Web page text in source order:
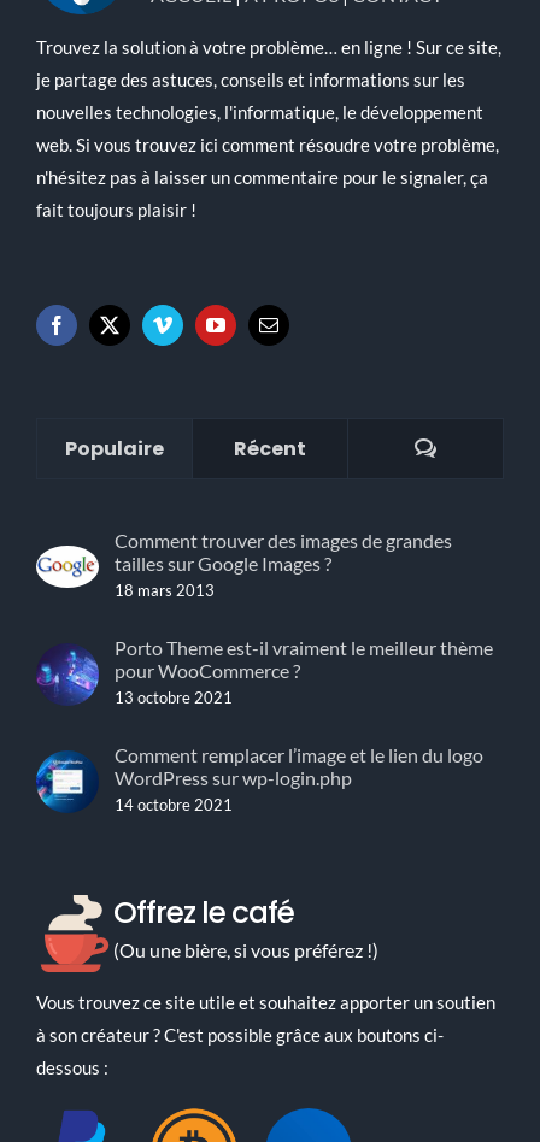
Trouvez la solution à votre problème… en ligne ! Sur ce site,
je partage des astuces, conseils et informations sur les
nouvelles technologies, l'informatique, le développement
web. Si vous trouvez ici comment résoudre votre problème,
n'hésitez pas à laisser un commentaire pour le signaler, ça
fait toujours plaisir !
Populaire Récent
Comment trouver des images de grandes
tailles sur Google Images ?
18 mars 2013
Porto Theme est-il vraiment le meilleur thème
pour WooCommerce ?
13 octobre 2021
Comment remplacer l’image et le lien du logo
WordPress sur wp-login.php
14 octobre 2021
Offrez le café
(Ou une bière, si vous préférez !)
Vous trouvez ce site utile et souhaitez apporter un soutien
à son créateur ? C'est possible grâce aux boutons ci-
dessous :